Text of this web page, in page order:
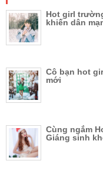
Hot girl
khiến dân
Cô bạn hot
mới
Cùng ngắm
Giáng sinh